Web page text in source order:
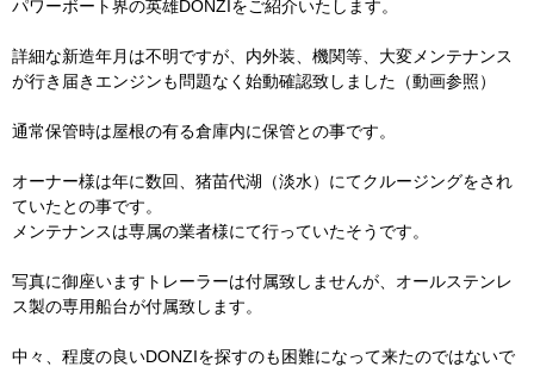
パワーボート界の英雄DONZIをご紹介いたします。
詳細な新造年月は不明ですが、内外装、機関等、大変メンテナンス
が行き届きエンジンも問題なく始動確認致しました（動画参照）
通常保管時は屋根の有る倉庫内に保管との事です。
オーナー様は年に数回、猪苗代湖（淡水）にてクルージングをされ
ていたとの事です。
メンテナンスは専属の業者様にて行っていたそうです。
写真に御座いますトレーラーは付属致しませんが、オールステンレ
ス製の専用船台が付属致します。
中々、程度の良いDONZIを探すのも困難になって来たのではないで